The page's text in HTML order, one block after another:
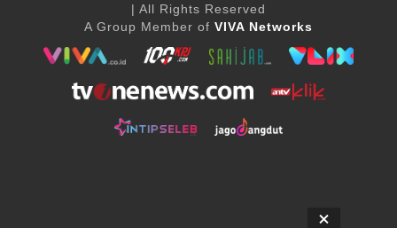
| All Rights Reserved
A Group Member of VIVA Networks